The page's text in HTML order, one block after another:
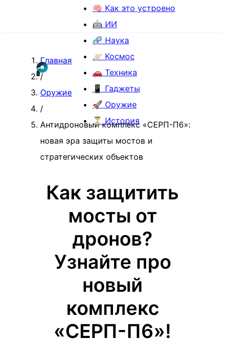
🧠 Как это устроено
🤖 ИИ
🧬 Наука
🪐 Космос
🚗 Техника
📱 Гаджеты
🚀 Оружие
⏳ История
Главная
/
Оружие
/
Антидроновый комплекс «СЕРП-П6»:
новая эра защиты мостов и
стратегических объектов
Как защитить
мосты от
дронов?
Узнайте про
новый
комплекс
«СЕРП-П6»!